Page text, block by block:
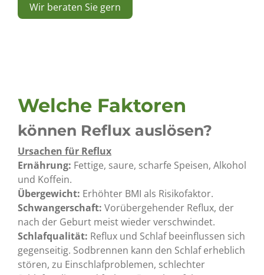
Wir beraten Sie gern
Welche Faktoren
können Reflux auslösen?
Ursachen für Reflux
Ernährung: Fettige, saure, scharfe Speisen, Alkohol
und Koffein.
Übergewicht: Erhöhter BMI als Risikofaktor.
Schwangerschaft: Vorübergehender Reflux, der
nach der Geburt meist wieder verschwindet.
Schlafqualität: Reflux und Schlaf beeinflussen sich
gegenseitig. Sodbrennen kann den Schlaf erheblich
stören, zu Einschlafproblemen, schlechter